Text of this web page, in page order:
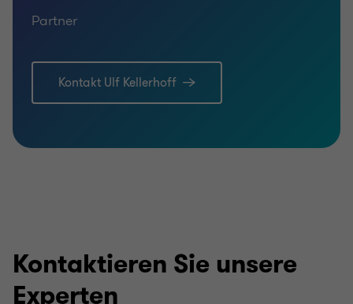
Partner
Kontakt Ulf Kellerhoff
Kontaktieren Sie unsere
Experten